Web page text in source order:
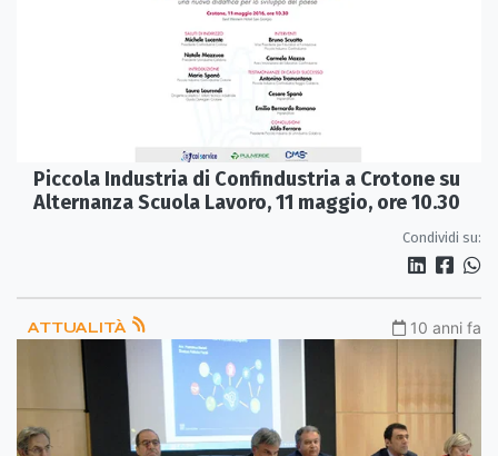
Piccola Industria di Confindustria a Crotone su
Alternanza Scuola Lavoro, 11 maggio, ore 10.30
Condividi su:
ATTUALITÀ 10 anni fa